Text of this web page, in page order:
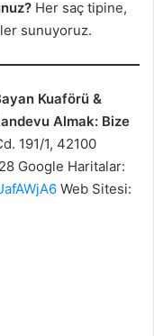
Her saç tipine,
sunuyoruz.
Kuaförü &
Almak: Bize
191/1, 42100
Google Haritalar:
Web Sitesi: